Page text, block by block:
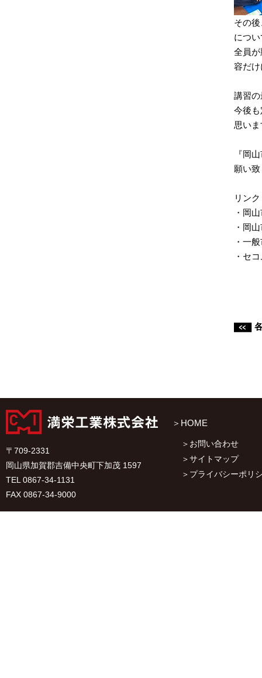
その
につ
全員
容だ
講習
今後
思い
『岡
願い
リン
・ 岡
・ 岡
・ 一
・ セ
〒709-2331
岡山県加賀郡吉備中央町下加茂 1597
TEL 0867-34-1131
FAX 0867-34-9000
HOME
お問い合わせ
サイトマップ
プライバシーポリ